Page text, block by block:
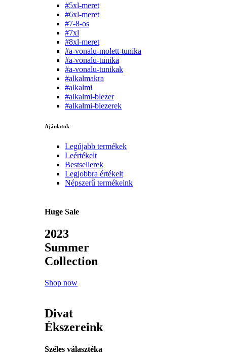
#5xl-meret
#6xl-meret
#7-8-os
#7xl
#8xl-meret
#a-vonalu-molett-tunika
#a-vonalu-tunika
#a-vonalu-tunikak
#alkalmakra
#alkalmi
#alkalmi-blezer
#alkalmi-blezerek
Ajánlatok
Legújabb termékek
Leértékelt
Bestsellerek
Legjobbra értékelt
Népszerű termékeink
Huge Sale
2023
Summer
Collection
Shop now
Divat
Ékszereink
Széles választéka